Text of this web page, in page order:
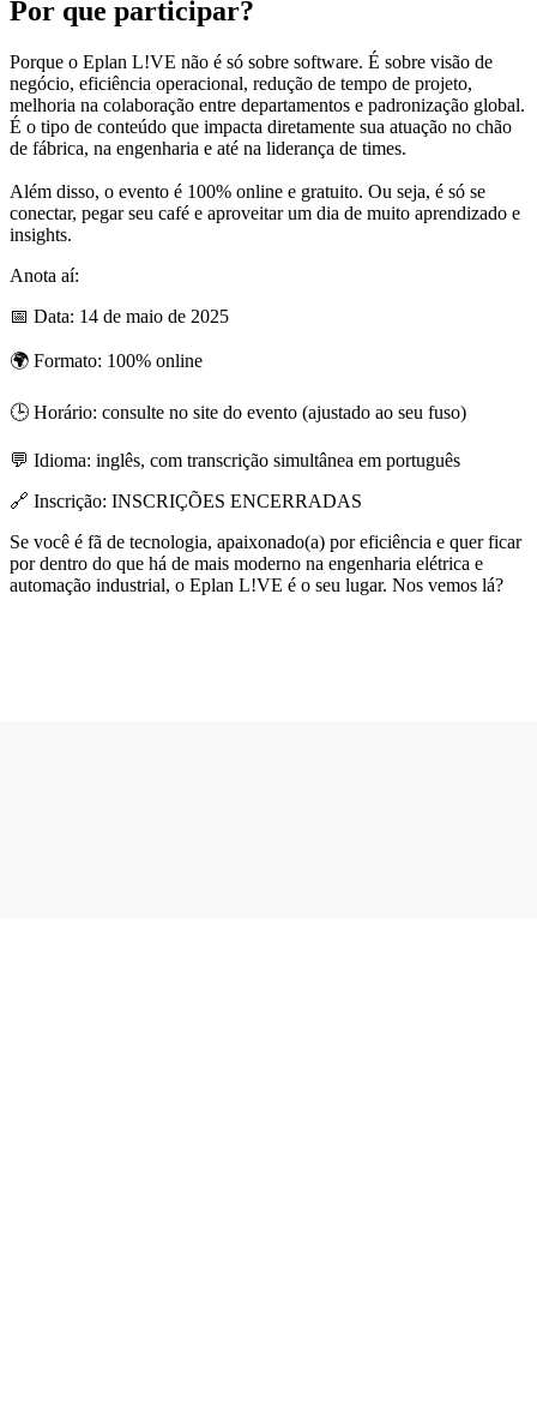
Por que participar?
Porque o Eplan L!VE não é só sobre software. É sobre visão de
negócio, eficiência operacional, redução de tempo de projeto,
melhoria na colaboração entre departamentos e padronização global.
É o tipo de conteúdo que impacta diretamente sua atuação no chão
de fábrica, na engenharia e até na liderança de times.
Além disso, o evento é 100% online e gratuito. Ou seja, é só se
conectar, pegar seu café e aproveitar um dia de muito aprendizado e
insights.
Anota aí:
📅 Data: 14 de maio de 2025
🌍 Formato: 100% online
🕒 Horário: consulte no site do evento (ajustado ao seu fuso)
💬 Idioma: inglês, com transcrição simultânea em português
🔗 Inscrição: INSCRIÇÕES ENCERRADAS
Se você é fã de tecnologia, apaixonado(a) por eficiência e quer ficar
por dentro do que há de mais moderno na engenharia elétrica e
automação industrial, o Eplan L!VE é o seu lugar. Nos vemos lá?